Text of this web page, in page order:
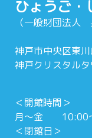
ひょうご・
（一般財団法人
神戸市中央区東
神戸クリスタル
＜開館時間＞
月～金 10:00
＜閉館日＞